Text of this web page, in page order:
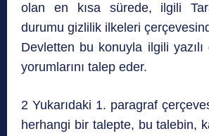
olan en kısa sürede, ilgili
durumu gizlilik ilkeleri
Devletten bu konuyla ilgili
yorumlarını talep eder.
2 Yukarıdaki 1. paragraf
herhangi bir talepte, bu talebin,